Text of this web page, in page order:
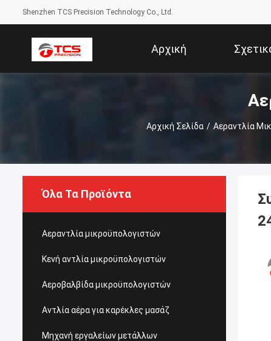
Shenzhen TCS Precision Technology Co., Ltd.
Αρχική
Αρχική Σελίδα / Αεραντλία
Όλα Τα Προϊόντα
Αεραντλία μικροϋπολογιστών
Κενή αντλία μικροϋπολογιστών
Αεροβαλβίδα μικροϋπολογιστών
Αντλία αέρα για καρέκλες μασάζ
Μηχανή εργαλείων μετάλλων